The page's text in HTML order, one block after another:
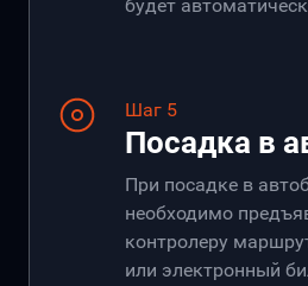
будет
Шаг 5
Посадка в
При посадке в
необходимо
контролеру
или электронный